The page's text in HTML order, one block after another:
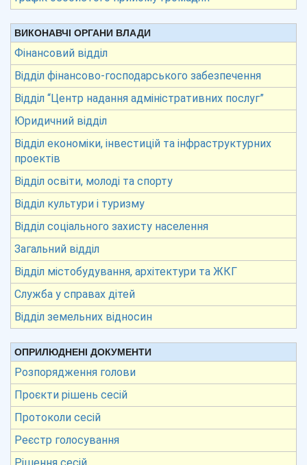
ВИКОНАВЧІ ОРГАНИ ВЛАДИ
Фінансовий відділ
Відділ фінансово-господарського забезпечення
Відділ “Центр надання адміністративних послуг”
Юридичний відділ
Відділ економіки, інвестицій та інфраструктурних
проектів
Відділ освіти, молоді та спорту
Відділ культури і туризму
Відділ соціального захисту населення
Загальний відділ
Відділ містобудування, архітектури та ЖКГ
Служба у справах дітей
Відділ земельних відносин
ОПРИЛЮДНЕНІ ДОКУМЕНТИ
Розпорядження голови
Проєкти рішень сесій
Протоколи сесій
Реєстр голосування